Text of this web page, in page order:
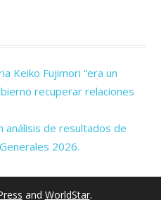
Keiko Fujimori “era un
recuperar relaciones
análisis de resultados de
2026.
and WorldStar.